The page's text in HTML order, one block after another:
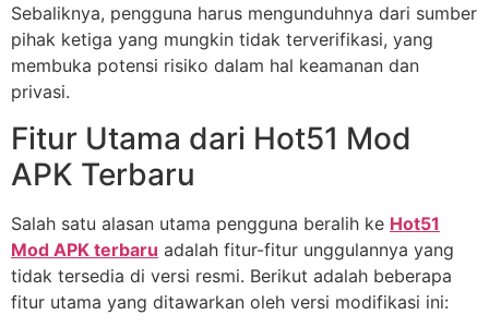
Sebaliknya, pengguna harus mengunduhnya dari sumber
pihak ketiga yang mungkin tidak terverifikasi, yang
membuka potensi risiko dalam hal keamanan dan
privasi.
Fitur Utama dari Hot51 Mod
APK Terbaru
Salah satu alasan utama pengguna beralih ke Hot51
Mod APK terbaru adalah fitur-fitur unggulannya yang
tidak tersedia di versi resmi. Berikut adalah beberapa
fitur utama yang ditawarkan oleh versi modifikasi ini: